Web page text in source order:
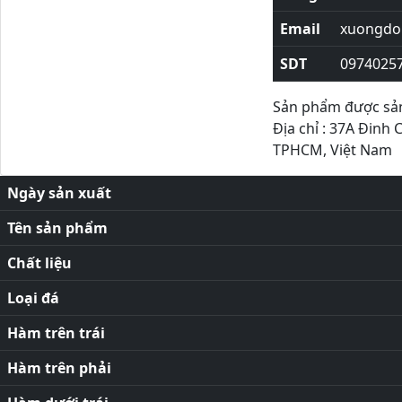
Email
SDT
Sản phẩm được
Địa chỉ : 37A Đinh
TPHCM, Việt Nam
Ngày sản xuất
Tên sản phẩm
Chất liệu
Loại đá
Hàm trên trái
Hàm trên phải